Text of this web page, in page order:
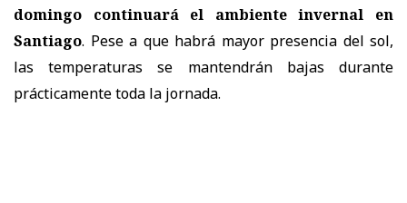
domingo continuará el ambiente invernal en
Santiago. Pese a que habrá mayor presencia del sol,
las temperaturas se mantendrán bajas durante
prácticamente toda la jornada.